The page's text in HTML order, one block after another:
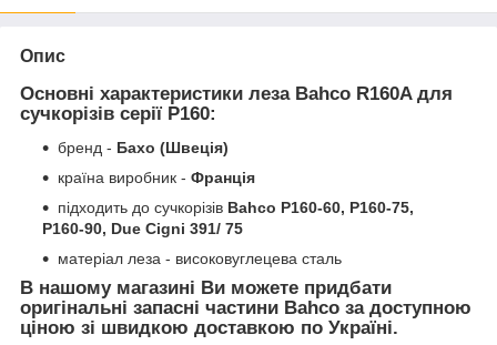
Опис
Основні характеристики леза Bahco R160A для
сучкорізів серії P160:
бренд - Бахо (Швеція)
країна виробник - Франція
підходить до сучкорізів Bahco P160-60, P160-75,
P160-90, Due Cigni 391/ 75
матеріал леза - високовуглецева сталь
В нашому магазині Ви можете придбати
оригінальні запасні частини Bahco за доступною
ціною зі швидкою доставкою по Україні.